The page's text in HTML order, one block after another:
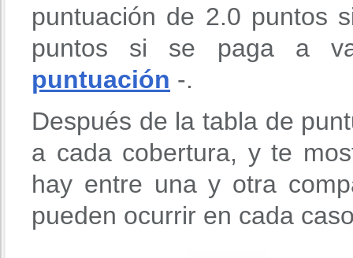
puntuación de 2.0 puntos
puntos si se paga a
puntuación -.
Después de la tabla de
a cada cobertura, y te
hay entre una y otra
pueden ocurrir en cada